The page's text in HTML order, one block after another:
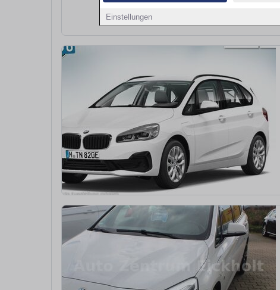
Einstellungen